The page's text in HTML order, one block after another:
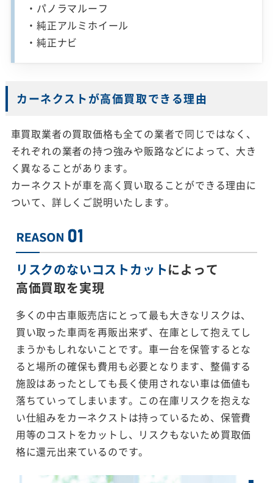
・パノラマルーフ
・純正アルミホイール
・純正ナビ
カーネクストが高価買取できる理由
車買取業者の買取価格も全ての業者で同じではなく、
それぞれの業者の持つ強みや販路などによって、大き
く異なることがあります。
カーネクストが車を高く買い取ることができる理由に
ついて、詳しくご説明いたします。
リスクのないコストカットによって
高価買取を実現
多くの中古車販売店にとって最も大きなリスクは、
買い取った車両を再販出来ず、在庫として抱えてし
まうかもしれないことです。車一台を保管するとな
ると場所の確保も費用も必要となります、整備する
施設はあったとしても長く使用されない車は価値も
落ちていってしまいます。この在庫リスクを抱えな
い仕組みをカーネクストは持っているため、保管費
用等のコストをカットし、リスクもないため買取価
格に還元出来ているのです。